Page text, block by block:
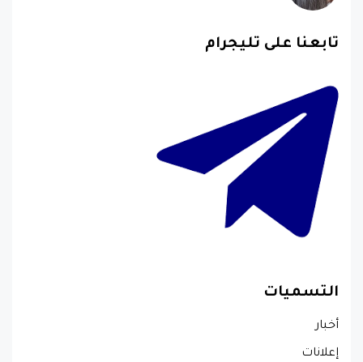
تابعنا على تليجرام
التسميات
أخبار
إعلانات